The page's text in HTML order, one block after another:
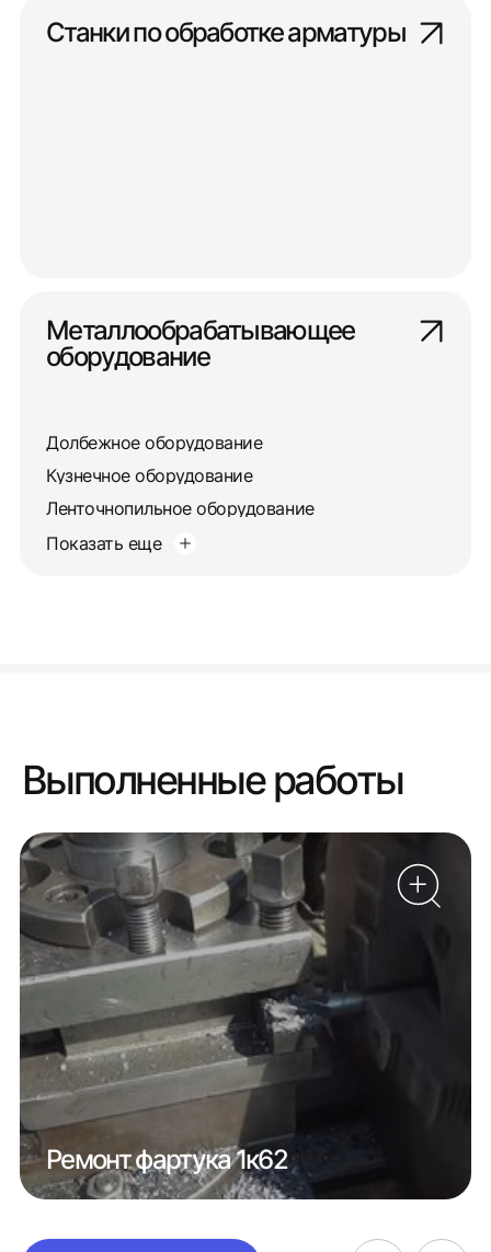
Станки по обработке арматуры
Металлообрабатывающее
оборудование
Долбежное оборудование
Кузнечное оборудование
Ленточнопильное оборудование
Показать еще
Выполненные работы
Ремонт фартука 1к62